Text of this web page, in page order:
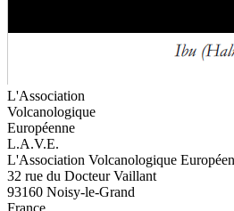
L'Association
Volcanologique
Européenne
L.A.V.E.
L'Association Volcanologique
32 rue du Docteur Vaillant
93160 Noisy-le-Grand
France